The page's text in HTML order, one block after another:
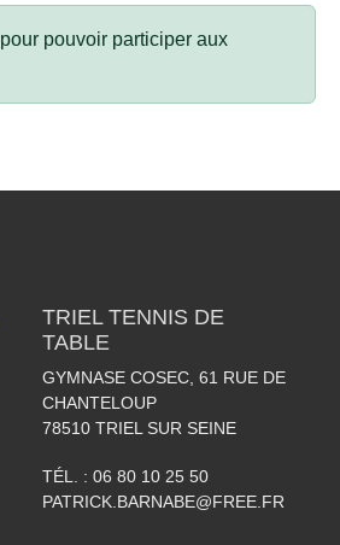
pour pouvoir participer aux
TRIEL TENNIS DE
TABLE
GYMNASE COSEC, 61 RUE DE
CHANTELOUP
78510 TRIEL SUR SEINE
TÉL. : 06 80 10 25 50
PATRICK.BARNABE@FREE.FR